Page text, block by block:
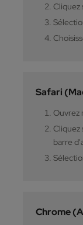
Cliquez
Safari
Ouvrez
Cliquez
barre
Chrome